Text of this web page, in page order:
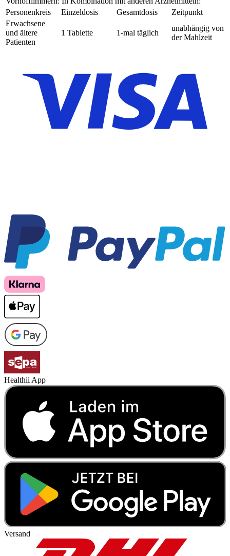
Personenkreis
Einzeldosis Gesamtdosis
Zeitpunkt
Erwachsene
und ältere
Patienten
1 Tablette 1-mal täglich
unabhängig von
der Mahlzeit
Healthii App
Versand